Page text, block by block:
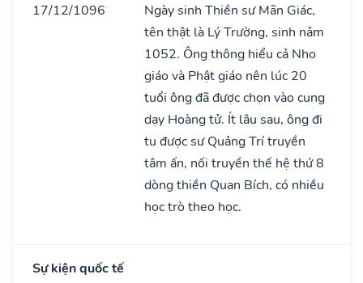
17/12/1096
Ngày sinh Thiền sư Mãn Giác,
tên thật là Lý Trường, sinh nǎm
1052. Ông thông hiểu cả Nho
giáo và Phật giáo nên lúc 20
tuổi ông đã được chọn vào cung
dạy Hoàng tử. Ít lâu sau, ông đi
tu được sư Quảng Trí truyền
tâm ấn, nối truyền thế hệ thứ 8
dòng thiền Quan Bích, có nhiều
học trò theo học.
Sự kiện quốc tế